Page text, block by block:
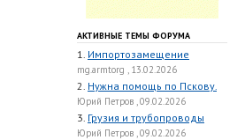
АКТИВНЫЕ ТЕМЫ ФОРУМА
1. Импортозамещение
mg.armtorg , 13.02.2026
2. Нужна помощь по Пскову.
Юрий Петров , 09.02.2026
3. Грузия и трубопроводы
Юрий Петров , 09.02.2026